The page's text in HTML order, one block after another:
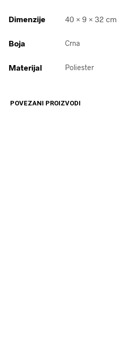
Dimenzije 40 × 9 × 32 cm
Boja Crna
Materijal Poliester
POVEZANI PROIZVODI